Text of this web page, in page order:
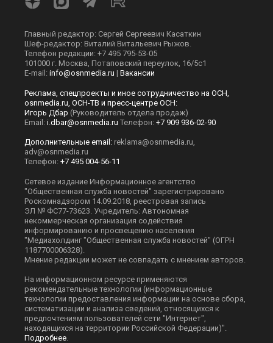
Главный редактор: Сергей Сергеевич Касаткин
Шеф-редактор: Виталий Витальевич Рыжов.
Телефон редакции: +7 495 795-53-05
101000 г. Москва, Потаповский переулок, 16/5с1
E-mail: info@osnmedia.ru | Вакансии
Реклама, спецпроекты и иное сотрудничество на ОСН,
osnmedia.ru, ОСН-ТВ и пресс-центре ОСН:
Игорь Дбар (Руководитель отдела продаж)
Email: i.dbar@osnmedia.ru Телефон: +7 909 936-02-90
Дополнительные email: reklama@osnmedia.ru
adv@osnmedia.ru
Телефон: +7 495 004-56-11
Сетевое издание Информационное агентство
"Общественная служба новостей" зарегистрировано
Роскомнадзором 14.09.2018, реестровая запись
ЭЛ № ФС77-73623. Учредитель: Автономная
некоммерческая организация содействия
информированию и просвещению населения
"Медиахолдинг "Общественная служба новостей" (ОГРН
1187700006328).
Мнение редакции может не совпадать с мнением авторов.
На информационном ресурсе применяются
рекомендательные технологии (информационные
технологии предоставления информации на основе сбора,
систематизации и анализа сведений, относящихся к
предпочтениям пользователей сети "Интернет",
находящихся на территории Российской Федерации)".
Подробнее